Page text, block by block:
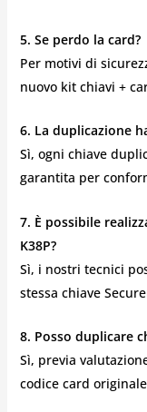
5. Se perdo la card?
Per motivi di
nuovo kit chiavi +
6. La duplicazione
Sì, ogni chiave
garantita per
7. È possibile
K38P?
Sì, i nostri tecnici
stessa chiave
8. Posso duplicare
Sì, previa
codice card